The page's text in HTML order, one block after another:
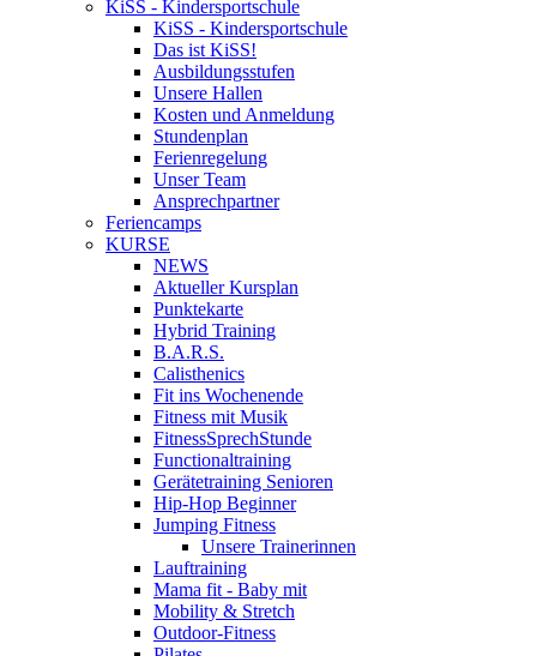
KiSS - Kindersportschule
KiSS - Kindersportschule
Das ist KiSS!
Ausbildungsstufen
Unsere Hallen
Kosten und Anmeldung
Stundenplan
Ferienregelung
Unser Team
Ansprechpartner
Feriencamps
KURSE
NEWS
Aktueller Kursplan
Punktekarte
Hybrid Training
B.A.R.S.
Calisthenics
Fit ins Wochenende
Fitness mit Musik
FitnessSprechStunde
Functionaltraining
Gerätetraining Senioren
Hip-Hop Beginner
Jumping Fitness
Unsere Trainerinnen
Lauftraining
Mama fit - Baby mit
Mobility & Stretch
Outdoor-Fitness